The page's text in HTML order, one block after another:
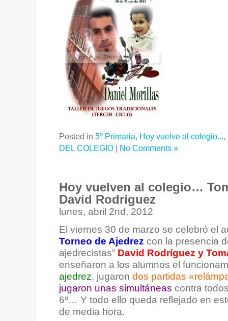
Posted in 5º Primaria, Hoy vuelve al colegio...,
DEL COLEGIO| No Comments »
Hoy vuelven al colegio…
David Rodriguez
lunes, abril 2nd, 2012
El viernes 30 de marzo se celebró el
Torneo de Ajedrez con la presencia
ajedrecistas” David Rodríguez y
enseñaron a los alumnos el
ajedrez, jugaron dos partidas
jugaron unas simultáneas contra
6º… Y todo ello queda reflejado en
de media hora.